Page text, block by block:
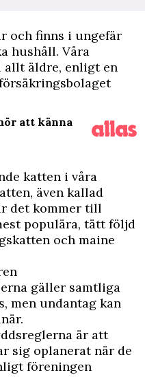
och finns i ungefär
hushåll. Våra
allt äldre, enligt en
att känna
katten i våra
även kallad
det kommer till
populära, tätt följd
och maine
gäller samtliga
men undantag kan
är att
sig oplanerat när de
föreningen